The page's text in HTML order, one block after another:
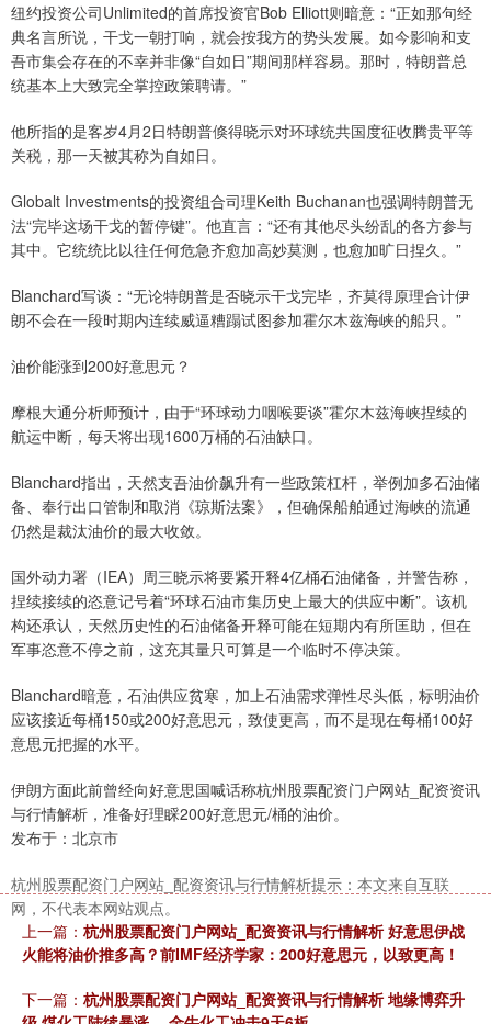
纽约投资公司Unlimited的首席投资官Bob Elliott则暗意：“正如那句经
典名言所说，干戈一朝打响，就会按我方的势头发展。如今影响和支
吾市集会存在的不幸并非像“自如日”期间那样容易。那时，特朗普总
统基本上大致完全掌控政策聘请。”
他所指的是客岁4月2日特朗普倏得晓示对环球统共国度征收腾贵平等
关税，那一天被其称为自如日。
Globalt Investments的投资组合司理Keith Buchanan也强调特朗普无
法“完毕这场干戈的暂停键”。他直言：“还有其他尽头纷乱的各方参与
其中。它统统比以往任何危急齐愈加高妙莫测，也愈加旷日捏久。”
Blanchard写谈：“无论特朗普是否晓示干戈完毕，齐莫得原理合计伊
朗不会在一段时期内连续威逼糟蹋试图参加霍尔木兹海峡的船只。”
油价能涨到200好意思元？
摩根大通分析师预计，由于“环球动力咽喉要谈”霍尔木兹海峡捏续的
航运中断，每天将出现1600万桶的石油缺口。
Blanchard指出，天然支吾油价飙升有一些政策杠杆，举例加多石油储
备、奉行出口管制和取消《琼斯法案》，但确保船舶通过海峡的流通
仍然是裁汰油价的最大收敛。
国外动力署（IEA）周三晓示将要紧开释4亿桶石油储备，并警告称，
捏续接续的恣意记号着“环球石油市集历史上最大的供应中断”。该机
构还承认，天然历史性的石油储备开释可能在短期内有所匡助，但在
军事恣意不停之前，这充其量只可算是一个临时不停决策。
Blanchard暗意，石油供应贫寒，加上石油需求弹性尽头低，标明油价
应该接近每桶150或200好意思元，致使更高，而不是现在每桶100好
意思元把握的水平。
伊朗方面此前曾经向好意思国喊话称杭州股票配资门户网站_配资资讯
与行情解析，准备好理睬200好意思元/桶的油价。
发布于：北京市
杭州股票配资门户网站_配资资讯与行情解析提示：本文来自互联
网，不代表本网站观点。
上一篇： 杭州股票配资门户网站_配资资讯与行情解析 好意思伊战
火能将油价推多高？前IMF经济学家：200好意思元，以致更高！
下一篇： 杭州股票配资门户网站_配资资讯与行情解析 地缘博弈升